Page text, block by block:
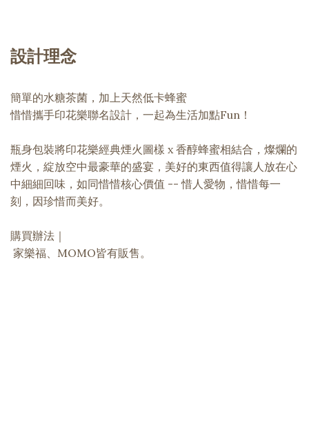
設計理念
簡單的水糖茶菌，加上天然低卡蜂蜜
惜惜攜手印花樂聯名設計，一起為生活加點Fun！
瓶身包裝將印花樂經典煙火圖樣 x 香醇蜂蜜相結合，燦爛的
煙火，綻放空中最豪華的盛宴，美好的東西值得讓人放在心
中細細回味，如同惜惜核心價值 -- 惜人愛物，惜惜每一
刻，因珍惜而美好。
購買辦法｜
家樂福、MOMO皆有販售。